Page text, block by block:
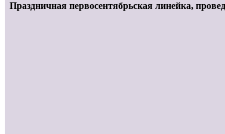
Праздничная первосентябрьская линейка,